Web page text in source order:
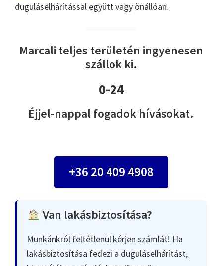
duguláselhárítással együtt vagy önállóan.
Marcali teljes területén ingyenesen
szállok ki.
0-24
Éjjel-nappal fogadok hívásokat.
+36 20 409 4908
Van lakásbiztosítása?
Munkánkról feltétlenül kérjen számlát! Ha
lakásbiztosítása fedezi a duguláselhárítást,